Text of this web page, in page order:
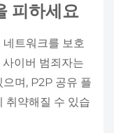
피하세요
트워크를 보호
이버 범죄자는
며, P2P 공유 플
취약해질 수 있습